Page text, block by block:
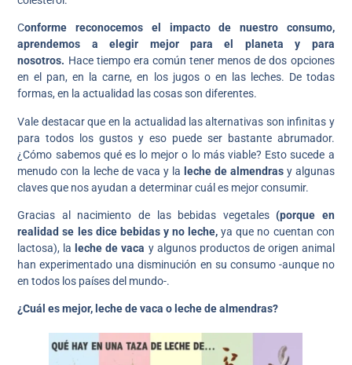
Conforme reconocemos el impacto de nuestro consumo,
aprendemos a elegir mejor para el planeta y para
nosotros. Hace tiempo era común tener menos de dos opciones
en el pan, en la carne, en los jugos o en las leches. De todas
formas, en la actualidad las cosas son diferentes.
Vale destacar que en la actualidad las alternativas son infinitas y
para todos los gustos y eso puede ser bastante abrumador.
¿Cómo sabemos qué es lo mejor o lo más viable? Esto sucede a
menudo con la leche de vaca y la leche de almendrasy algunas
claves que nos ayudan a determinar cuál es mejor consumir.
Gracias al nacimiento de las bebidas vegetales(porque en
realidad se les dice bebidas y no leche, ya que no cuentan con
lactosa), la leche de vaca y algunos productos de origen animal
han experimentado una disminución en su consumo -aunque no
en todos los países del mundo-.
¿Cuál es mejor, leche de vaca o leche de almendras?